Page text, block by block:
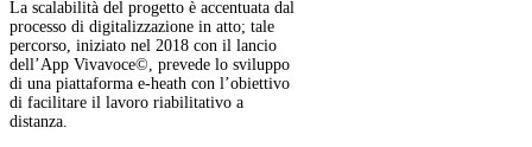
La scalabilità del progetto è accentuata dal
processo di digitalizzazione in atto; tale
percorso, iniziato nel 2018 con il lancio
dell’App Vivavoce©, prevede lo sviluppo
di una piattaforma e-heath con l’obiettivo
di facilitare il lavoro riabilitativo a
distanza.